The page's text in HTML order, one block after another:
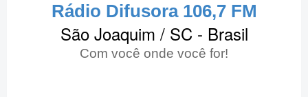
Rádio Difusora 106,7 FM
São Joaquim / SC - Brasil
Com você onde você for!